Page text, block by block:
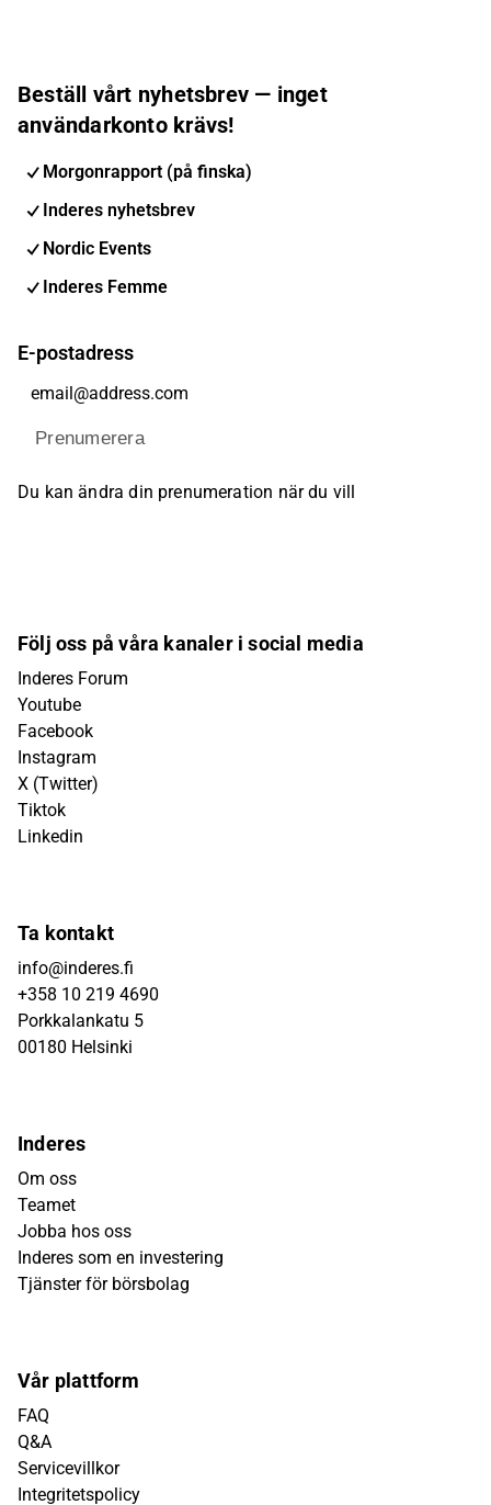
Beställ vårt nyhetsbrev — inget
användarkonto krävs!
Morgonrapport (på finska)
Inderes nyhetsbrev
Nordic Events
Inderes Femme
E-postadress
Prenumerera
Du kan ändra din prenumeration när du vill
Följ oss på våra kanaler i social media
Inderes Forum
Youtube
Facebook
Instagram
X (Twitter)
Tiktok
Linkedin
Ta kontakt
info@inderes.fi
+358 10 219 4690
Porkkalankatu 5
00180 Helsinki
Inderes
Om oss
Teamet
Jobba hos oss
Inderes som en investering
Tjänster för börsbolag
Vår plattform
FAQ
Q&A
Servicevillkor
Integritetspolicy